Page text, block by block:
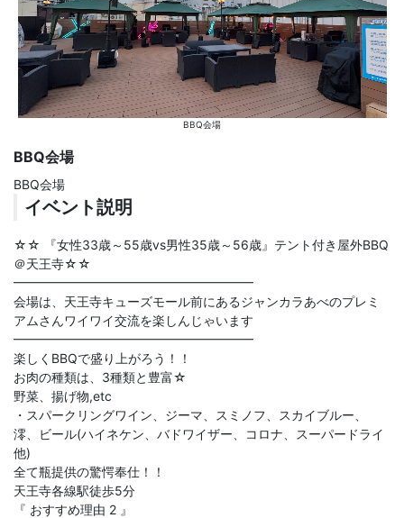
BBQ会場
BBQ会場
BBQ会場
イベント説明
☆☆ 『女性33歳～55歳vs男性35歳～56歳』テント付き屋外BBQ
＠天王寺☆☆
━━━━━━━━━━━━━━━━━━━
会場は、天王寺キューズモール前にあるジャンカラあべのプレミ
アムさんワイワイ交流を楽しんじゃいます
━━━━━━━━━━━━━━━━━━━
楽しくBBQで盛り上がろう！！
お肉の種類は、3種類と豊富☆
野菜、揚げ物,etc
・スパークリングワイン、ジーマ、スミノフ、スカイブルー、
澪、ビール(ハイネケン、バドワイザー、コロナ、スーパードライ
他)
全て瓶提供の驚愕奉仕！！
天王寺各線駅徒歩5分
『 おすすめ理由 2 』